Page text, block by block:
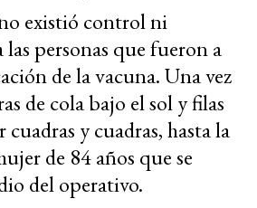
existió control ni
personas que fueron a
de la vacuna. Una vez
de cola bajo el sol y filas
y cuadras, hasta la
de 84 años que se
del operativo.